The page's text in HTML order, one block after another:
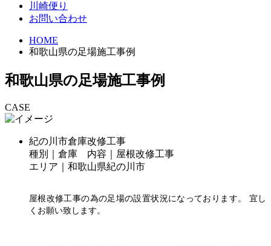
川崎便り
お問い合わせ
HOME
和歌山県の足場施工事例
和歌山県の足場施工事例
CASE
紀の川市倉庫改修工事
種別｜倉庫 内容｜屋根改修工事
エリア｜和歌山県紀の川市
屋根改修工事の為の足場の設置状況になっております。 宜し
くお願い致します。